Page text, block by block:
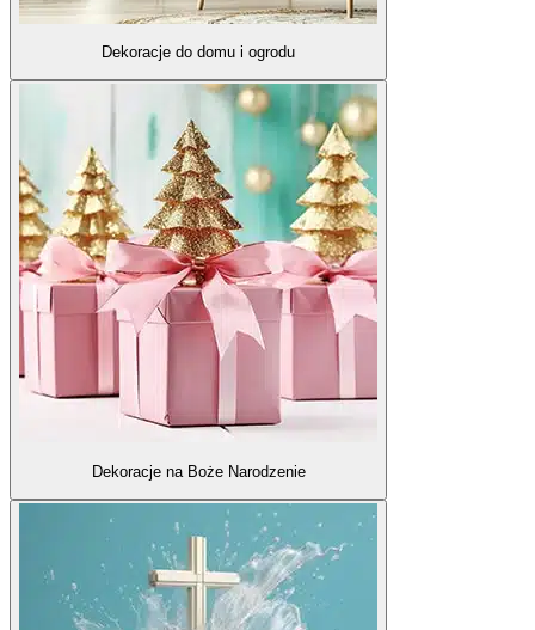
Dekoracje do domu i ogrodu
Dekoracje na Boże Narodzenie